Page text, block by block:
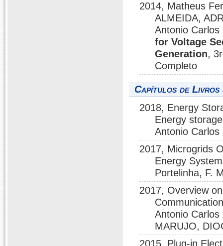
2014, Matheus
ALMEIDA,
Antonio
for Voltage
Generation,
Completo
Capítulos de Livros
2018, Energy
Energy
Antonio
2017, Microgrids
Energy
Portelinha, F.
2017, Overview
Antonio
MARUJO,
2015, Plug-in